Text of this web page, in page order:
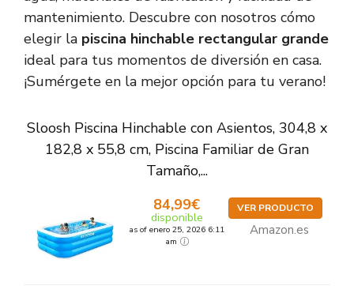
mantenimiento. Descubre con nosotros cómo
elegir la piscina hinchable rectangular grande
ideal para tus momentos de diversión en casa.
¡Sumérgete en la mejor opción para tu verano!
Sloosh Piscina Hinchable con Asientos, 304,8 x
182,8 x 55,8 cm, Piscina Familiar de Gran
Tamaño,...
84,99€
disponible
as of enero 25, 2026 6:11
am
VER PRODUCTO
Amazon.es